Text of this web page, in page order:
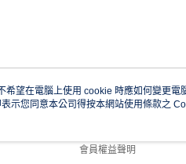
客服資訊
會員權益聲明
望在電腦上使用 cookie 時應如何變更電
示您同意本公司得按本網站使用條款之